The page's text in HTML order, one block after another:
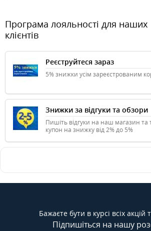
Програма лояльності для наших
клієнтів
Реєструйтеся зараз
5% знижки усім зареєстрованим
Знижки за відгуки та обзори
Пишіть відгуки на наш магазин та
купон на знижку від 2% до 5%
Бажаєте бути в курсі всіх акцій
Підпишіться на нашу